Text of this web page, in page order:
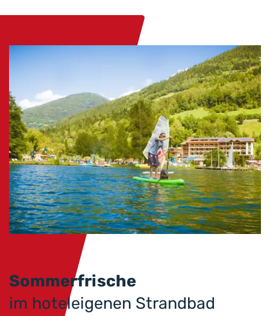
Sommerfrische
im hoteleigenen Strandbad